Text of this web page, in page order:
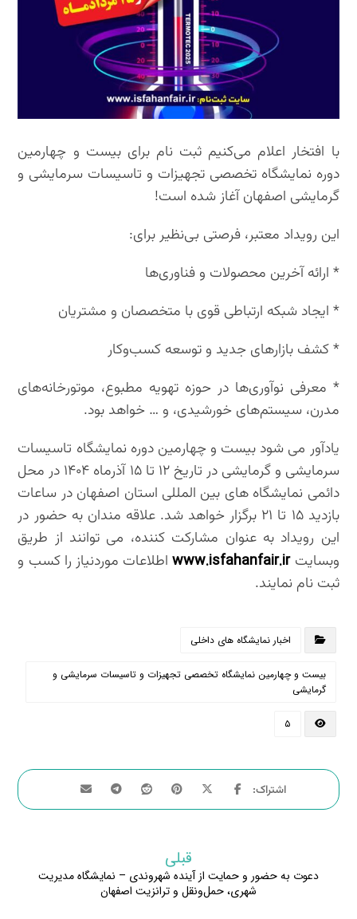
با افتخار اعلام می‌کنیم ثبت نام برای بیست و چهارمین
دوره نمایشگاه تخصصی تجهیزات و تاسیسات سرمایشی و
گرمایشی اصفهان آغاز شده است!
این رویداد معتبر، فرصتی بی‌نظیر برای:
* ارائه آخرین محصولات و فناوری‌ها
* ایجاد شبکه ارتباطی قوی با متخصصان و مشتریان
* کشف بازارهای جدید و توسعه کسب‌وکار
* معرفی نوآوری‌ها در حوزه تهویه مطبوع، موتورخانه‌های
مدرن، سیستم‌های خورشیدی، و … خواهد بود.
یادآور می شود بیست و چهارمین دوره نمایشگاه تاسیسات
سرمایشی و گرمایشی در تاریخ ۱۲ تا ۱۵ آذرماه ۱۴۰۴ در محل
دائمی نمایشگاه های بین المللی استان اصفهان در ساعات
بازدید ۱۵ تا ۲۱ برگزار خواهد شد. علاقه مندان به حضور در
این رویداد به عنوان مشارکت کننده، می توانند از طریق
وبسایتwww.isfahanfair.irاطلاعات موردنیاز را کسب و
ثبت نام نمایند.
اخبار نمایشگاه های داخلی
بیست و چهارمین نمایشگاه تخصصی تجهیزات و تاسیسات سرمایشی و
گرمایشی
۵
قبلی
دعوت به حضور و حمایت از آینده شهروندی – نمایشگاه مدیریت
شهری، حمل‌ونقل و ترانزیت اصفهان